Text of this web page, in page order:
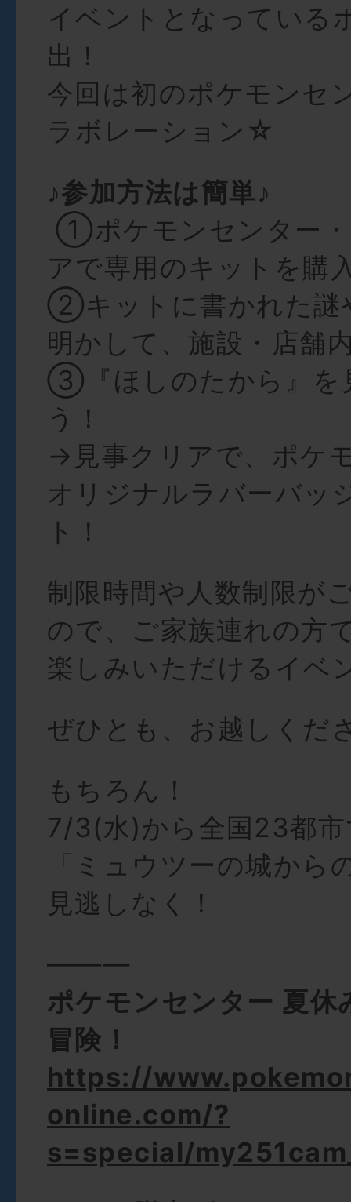
イベントとなっている
出！
今回は初のポケモンセ
ラボレーション☆
♪参加方法は簡単♪
①ポケモンセンター
アで専用のキットを購
②キットに書かれた謎
明かして、施設・店舗
③『ほしのたから』を
う！
→見事クリアで、ポケ
オリジナルラバーバッ
ト！
制限時間や人数制限が
ので、ご家族連れの方
楽しみいただけるイベ
ぜひとも、お越しくだ
もちろん！
7/3(水)から全国23都
「ミュウツーの城から
見逃しなく！
―――
ポケモンセンター 夏休
冒険！
https://
online.com/?
s=special/